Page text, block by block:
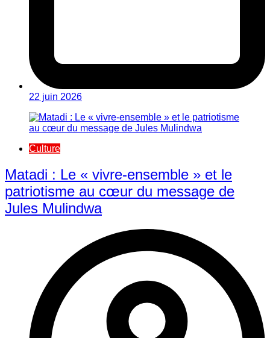
22 juin 2026
Culture
Matadi : Le « vivre-ensemble » et le
patriotisme au cœur du message de
Jules Mulindwa